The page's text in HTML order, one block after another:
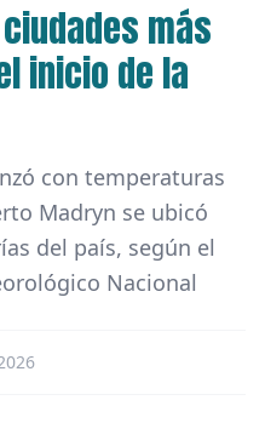
más
inicio de la
con temperaturas
Madryn se ubicó
del país, según el
Nacional